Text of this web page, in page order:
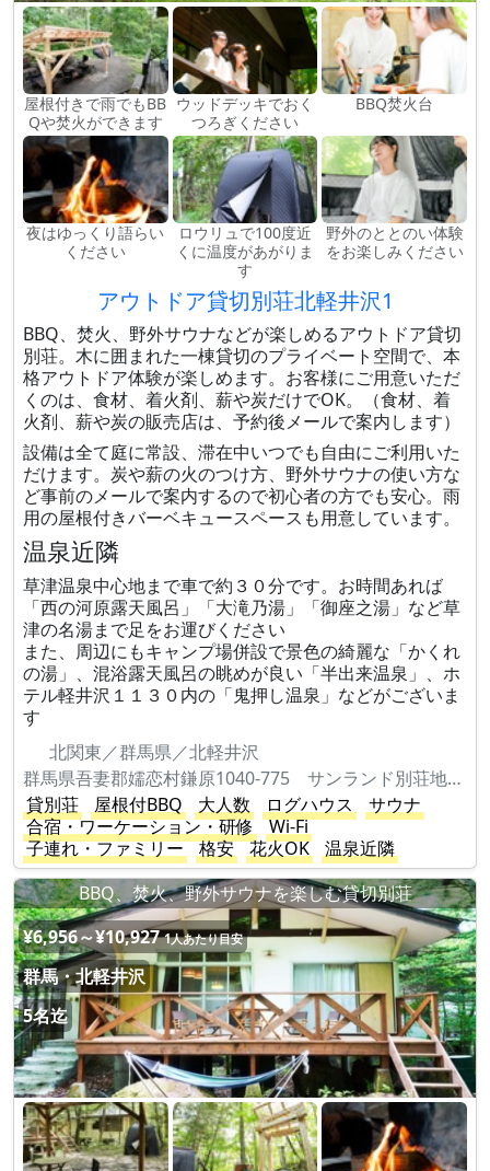
屋根付きで雨でもBB
Qや焚火ができます
ウッドデッキでおく
つろぎください
BBQ焚火台
夜はゆっくり語らい
ください
ロウリュで100度近
くに温度があがりま
す
野外のととのい体験
をお楽しみください
アウトドア貸切別荘北軽井沢1
BBQ、焚火、野外サウナなどが楽しめるアウトドア貸切
別荘。木に囲まれた一棟貸切のプライベート空間で、本
格アウトドア体験が楽しめます。お客様にご用意いただ
くのは、食材、着火剤、薪や炭だけでOK。（食材、着
火剤、薪や炭の販売店は、予約後メールで案内します）
設備は全て庭に常設、滞在中いつでも自由にご利用いた
だけます。炭や薪の火のつけ方、野外サウナの使い方な
ど事前のメールで案内するので初心者の方でも安心。雨
用の屋根付きバーベキュースペースも用意しています。
温泉近隣
草津温泉中心地まで車で約３０分です。お時間あれば
「西の河原露天風呂」「大滝乃湯」「御座之湯」など草
津の名湯まで足をお運びください
また、周辺にもキャンプ場併設で景色の綺麗な「かくれ
の湯」、混浴露天風呂の眺めが良い「半出来温泉」、ホ
テル軽井沢１１３０内の「鬼押し温泉」などがございま
す
北関東／群馬県／北軽井沢
群馬県吾妻郡嬬恋村鎌原1040-775 サンランド別荘地S45-2
貸別荘
屋根付BBQ 大人数 ログハウス
サウナ
合宿・ワーケーション・研修
Wi-Fi
子連れ・ファミリー
格安 花火OK
温泉近隣
BBQ、焚火、野外サウナを楽しむ貸切別荘
¥6,956～¥10,927 1人あたり目安
群馬・北軽井沢
5名迄